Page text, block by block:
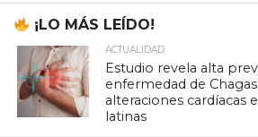
¡LO MÁS LEÍDO!
ACTUALIDAD
Estudio revela alta
enfermedad de
alteraciones cardíacas
latinas